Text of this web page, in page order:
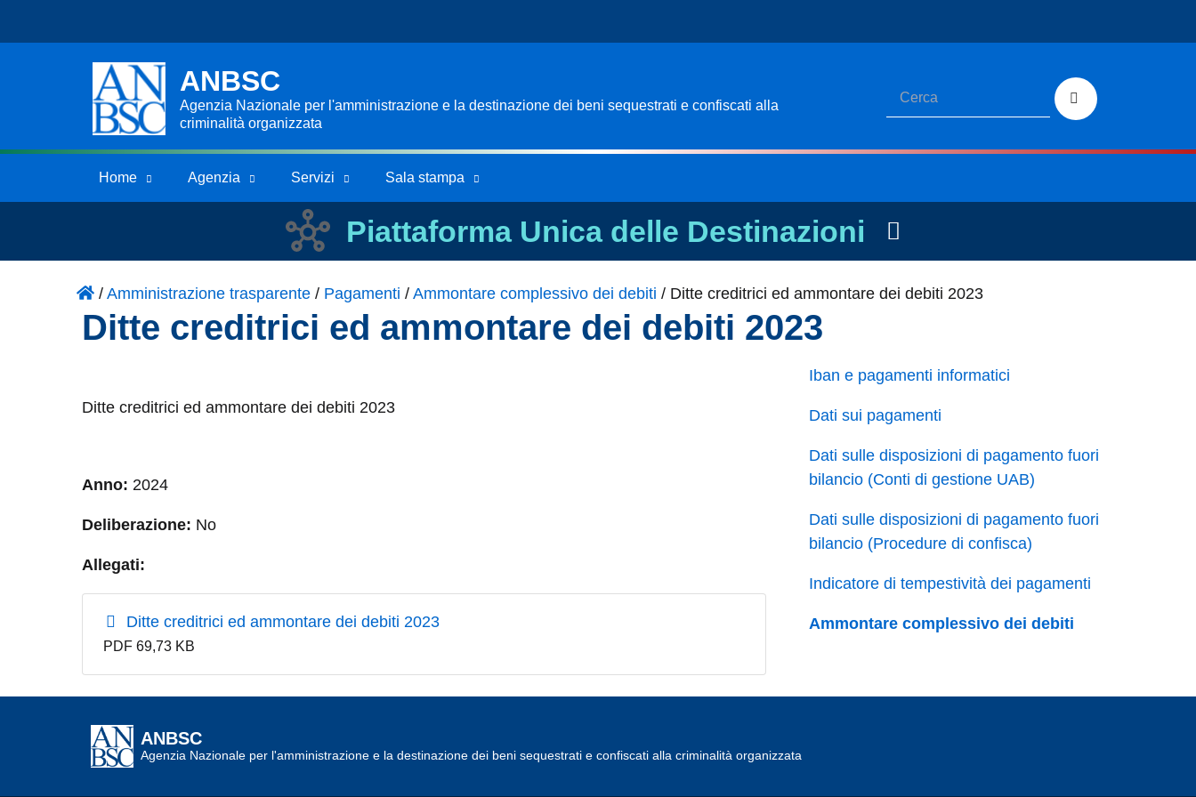
ANBSC
Agenzia Nazionale per l'amministrazione e la destinazione dei beni sequestrati e confiscati alla
criminalità organizzata
Home Agenzia Servizi Sala stampa
Piattaforma Unica delle Destinazioni
/Amministrazione trasparente / Pagamenti /Ammontare complessivo dei debiti / Ditte creditrici ed ammontare dei debiti 2023
Ditte creditrici ed ammontare dei debiti 2023
Ditte creditrici ed ammontare dei debiti 2023
Anno: 2024
Deliberazione: No
Allegati:
Ditte creditrici ed ammontare dei debiti 2023
PDF 69,73 KB
Iban e pagamenti informatici
Dati sui pagamenti
Dati sulle disposizioni di pagamento fuori
bilancio (Conti di gestione UAB)
Dati sulle disposizioni di pagamento fuori
bilancio (Procedure di confisca)
Indicatore di tempestività dei pagamenti
Ammontare complessivo dei debiti
ANBSC
Agenzia Nazionale per l'amministrazione e la destinazione dei beni sequestrati e confiscati alla criminalità organizzata